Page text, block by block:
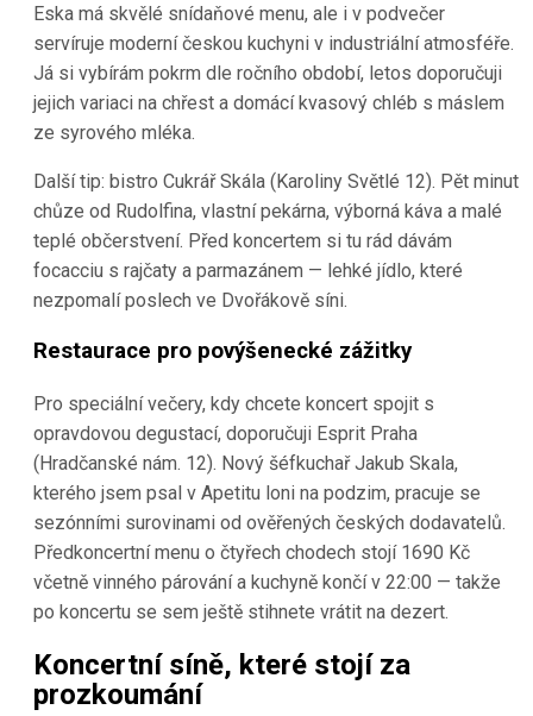
Eska má skvělé snídaňové menu, ale i v podvečer
servíruje moderní českou kuchyni v industriální atmosféře.
Já si vybírám pokrm dle ročního období, letos doporučuji
jejich variaci na chřest a domácí kvasový chléb s máslem
ze syrového mléka.
Další tip: bistro Cukrář Skála (Karoliny Světlé 12). Pět minut
chůze od Rudolfina, vlastní pekárna, výborná káva a malé
teplé občerstvení. Před koncertem si tu rád dávám
focacciu s rajčaty a parmazánem — lehké jídlo, které
nezpomalí poslech ve Dvořákově síni.
Restaurace pro povýšenecké zážitky
Pro speciální večery, kdy chcete koncert spojit s
opravdovou degustací, doporučuji Esprit Praha
(Hradčanské nám. 12). Nový šéfkuchař Jakub Skala,
kterého jsem psal v Apetitu loni na podzim, pracuje se
sezónními surovinami od ověřených českých dodavatelů.
Předkoncertní menu o čtyřech chodech stojí 1690 Kč
včetně vinného párování a kuchyně končí v 22:00 — takže
po koncertu se sem ještě stihnete vrátit na dezert.
Koncertní síně, které stojí za
prozkoumání